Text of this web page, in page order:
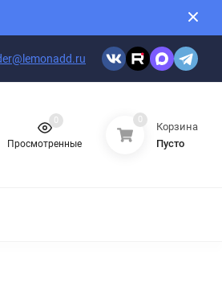
Просмотренные
0 0
Корзина
Пусто